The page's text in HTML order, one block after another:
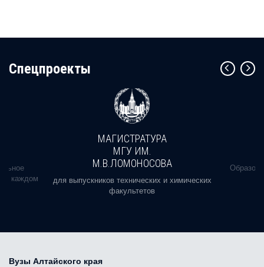
Cпецпроекты
в каждом
МАГИСТРАТУРА
МГУ ИМ.
М.В.ЛОМОНОСОВА
для выпускников технических и химических
факультетов
Вузы Алтайского края